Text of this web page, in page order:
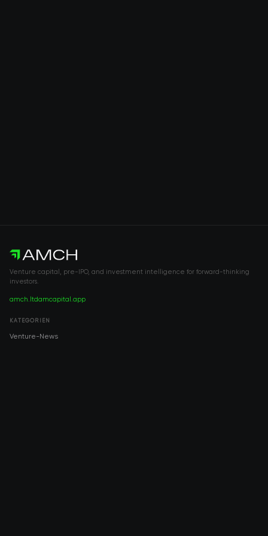
Venture capital, pre-IPO, and investment intelligence for forward-thinking
investors.
amch.ltdamcapital.app
KATEGORIEN
Venture-News